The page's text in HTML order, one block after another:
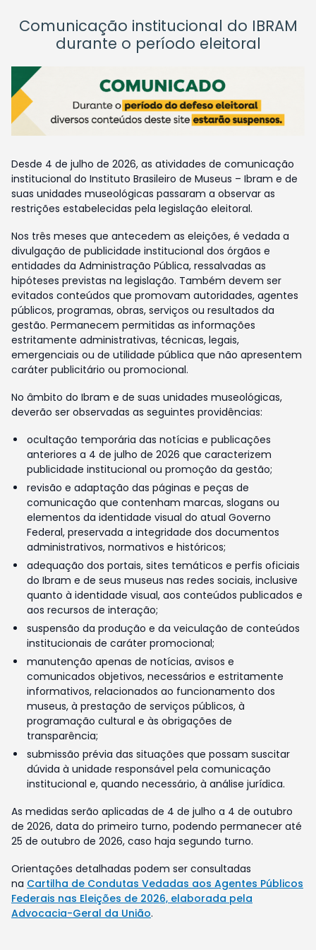
Comunicação institucional do IBRAM
durante o período eleitoral
Desde 4 de julho de 2026, as atividades de comunicação
institucional do Instituto Brasileiro de Museus – Ibram e de
suas unidades museológicas passaram a observar as
restrições estabelecidas pela legislação eleitoral.
Nos três meses que antecedem as eleições, é vedada a
divulgação de publicidade institucional dos órgãos e
entidades da Administração Pública, ressalvadas as
hipóteses previstas na legislação. Também devem ser
evitados conteúdos que promovam autoridades, agentes
públicos, programas, obras, serviços ou resultados da
gestão. Permanecem permitidas as informações
estritamente administrativas, técnicas, legais,
emergenciais ou de utilidade pública que não apresentem
caráter publicitário ou promocional.
No âmbito do Ibram e de suas unidades museológicas,
deverão ser observadas as seguintes providências:
ocultação temporária das notícias e publicações
anteriores a 4 de julho de 2026 que caracterizem
publicidade institucional ou promoção da gestão;
revisão e adaptação das páginas e peças de
comunicação que contenham marcas, slogans ou
elementos da identidade visual do atual Governo
Federal, preservada a integridade dos documentos
administrativos, normativos e históricos;
adequação dos portais, sites temáticos e perfis oficiais
do Ibram e de seus museus nas redes sociais, inclusive
quanto à identidade visual, aos conteúdos publicados e
aos recursos de interação;
suspensão da produção e da veiculação de conteúdos
institucionais de caráter promocional;
manutenção apenas de notícias, avisos e
comunicados objetivos, necessários e estritamente
informativos, relacionados ao funcionamento dos
museus, à prestação de serviços públicos, à
programação cultural e às obrigações de
transparência;
submissão prévia das situações que possam suscitar
dúvida à unidade responsável pela comunicação
institucional e, quando necessário, à análise jurídica.
As medidas serão aplicadas de 4 de julho a 4 de outubro
de 2026, data do primeiro turno, podendo permanecer até
25 de outubro de 2026, caso haja segundo turno.
Orientações detalhadas podem ser consultadas
na Cartilha de Condutas Vedadas aos Agentes Públicos
Federais nas Eleições de 2026, elaborada pela
Advocacia-Geral da União.